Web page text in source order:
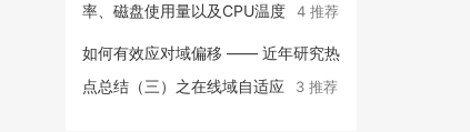
率、磁盘使用量以及CPU温度
4 推荐
如何有效应对域偏移 —— 近年研究热
点总结（三）之在线域自适应
3 推荐